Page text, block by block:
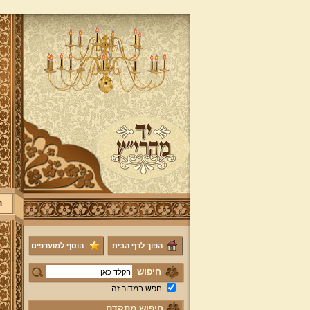
הפוך לדף הבית הוסף למועדפים
חיפוש
חפש במדור זה